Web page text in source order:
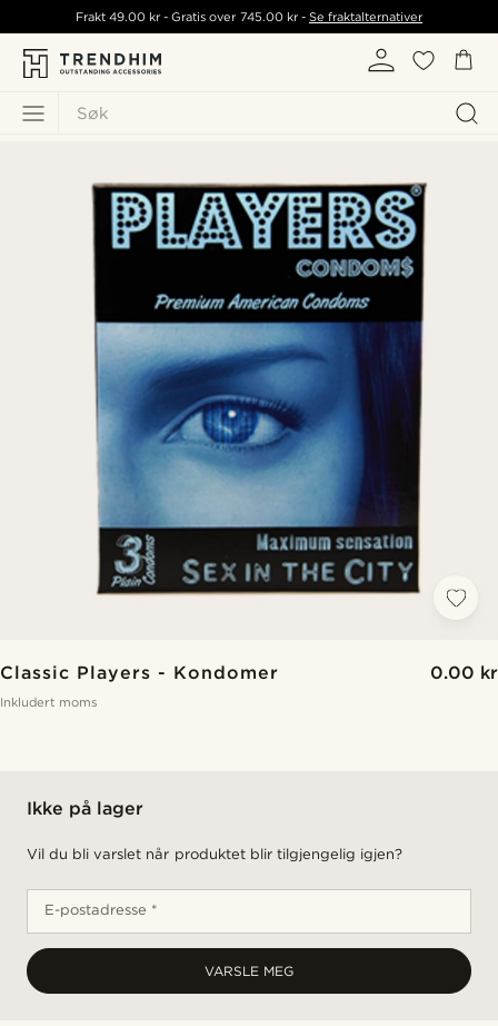
Søk
Frakt49.00 kr - Gratis over 745.00 kr- Se fraktalternativer
Classic Players - Kondomer 0.00 kr
Inkludert moms
Ikke på lager
Vil du bli varslet når produktet blir tilgjengelig igjen?
E-postadresse *
VARSLE MEG